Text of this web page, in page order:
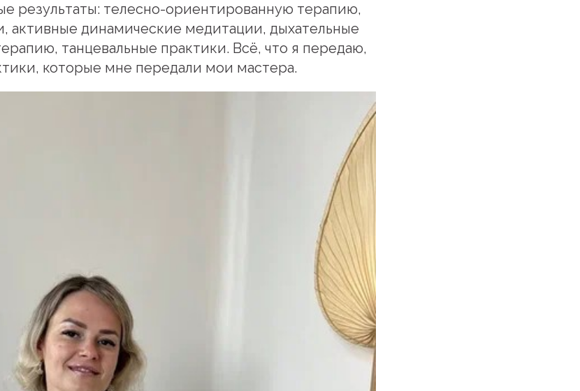
результаты: телесно-ориентированную терапию,
активные динамические медитации, дыхательные
танцевальные практики. Всё, что я передаю,
которые мне передали мои мастера.